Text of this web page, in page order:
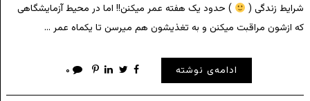
شرایط زندگی (
) حدود یک هفته عمر میکنن!! اما در محیط آزمایشگاهی
که ازشون مراقبت میکنن و به تغذیشون هم میرسن تا یکماه عمر …
ادامه‌ی نوشته ۰